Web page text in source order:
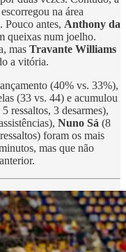
na área
Pouco antes, Anthony da
queixas num joelho.
mas Travante Williams
a vitória.
(40% vs. 33%),
(33 vs. 44) e acumulou
ressaltos, 3 desarmes),
Nuno Sá (8
foram os mais
mas que não